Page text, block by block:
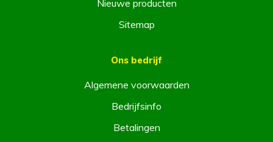
Nieuwe producten
Sitemap
Ons bedrijf
Algemene voorwaarden
Bedrijfsinfo
Betalingen